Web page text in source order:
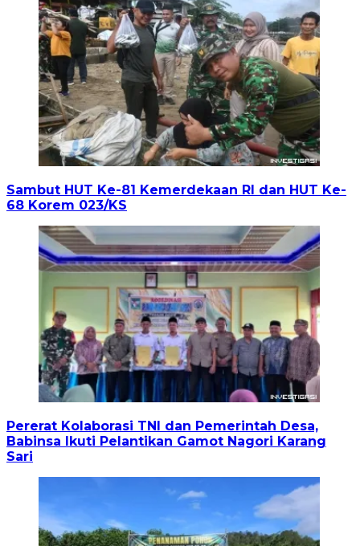
Sambut HUT Ke-81 Kemerdekaan RI dan HUT Ke-
68 Korem 023/KS
Pererat Kolaborasi TNI dan Pemerintah Desa,
Babinsa Ikuti Pelantikan Gamot Nagori Karang
Sari